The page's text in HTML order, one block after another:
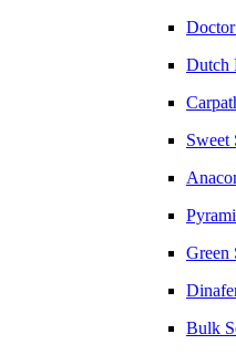
Dutch
Sweet
Green
Bulk